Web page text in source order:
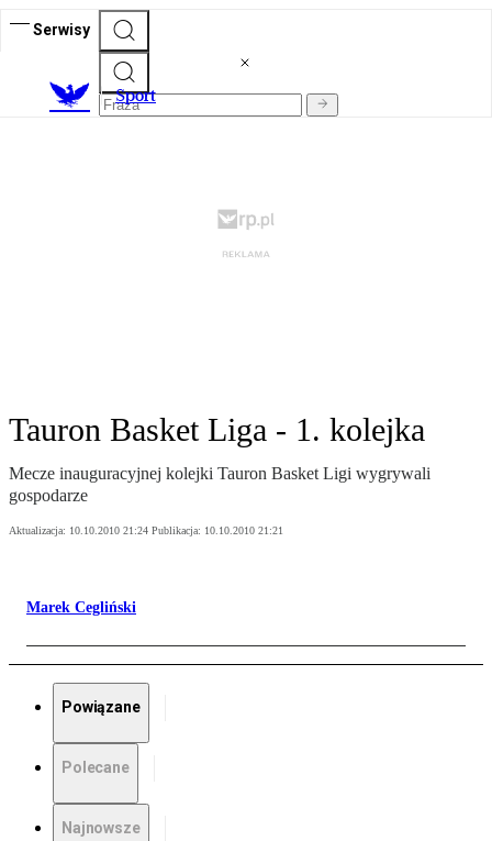
Serwisy
Sport
Tauron Basket Liga - 1. kolejka
Mecze inauguracyjnej kolejki Tauron Basket Ligi wygrywali
gospodarze
Aktualizacja: 10.10.2010 21:24 Publikacja: 10.10.2010 21:21
Marek Cegliński
Powiązane
Polecane
Najnowsze